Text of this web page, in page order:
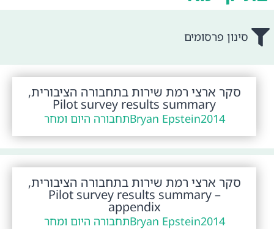
סינון פרסומים
סקר ארצי רמת שירות בתחבורה הציבורית,
Pilot survey results summary
2014
Bryan Epsteinתחבורה היום ומחר
סקר ארצי רמת שירות בתחבורה הציבורית,
Pilot survey results summary –
appendix
2014
Bryan Epsteinתחבורה היום ומחר